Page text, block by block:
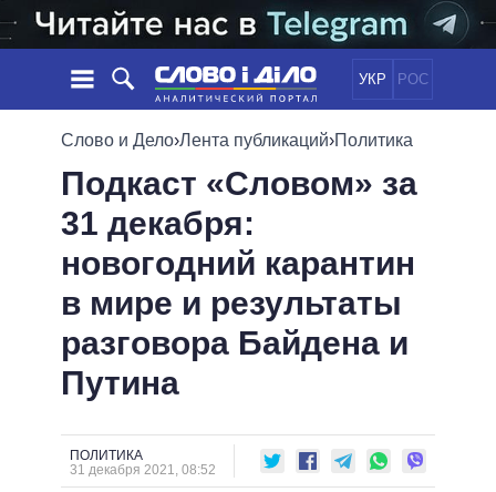
УКР РОС
НОВОСТИ
ЛЕНТА
СОБЫТИЯ
СТАТЬИ
ОБЗОРЫ
ДАЙДЖЕСТЫ
ПОЛИТИКА
ОБЩЕСТВО
МИР
ОБЕЩАНИЯ
ПОЛИТИКИ
ВСЕ ПОЛИТИКИ
ПРЕЗИДЕНТ И ОФИС
ВЕРХОВНАЯ РАДА
КАБИНЕТ МИНИСТРОВ
МЭРЫ
ВСЕ ПЕРСОНЫ
ИНФОГРАФИКА
ВИДЕО
СРАВНЕНИЕ ПОЛИТИКОВ
Слово и Дело›Лента публикаций›Политика
Подкаст «Словом» за
31 декабря:
новогодний карантин
в мире и результаты
разговора Байдена и
Путина
ПОЛИТИКА
31 декабря 2021, 08:52